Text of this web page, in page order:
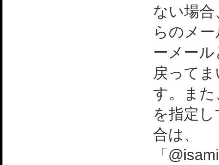
ない場
らのメ
ーメー
戻って
す。また
を指定
合は、
「